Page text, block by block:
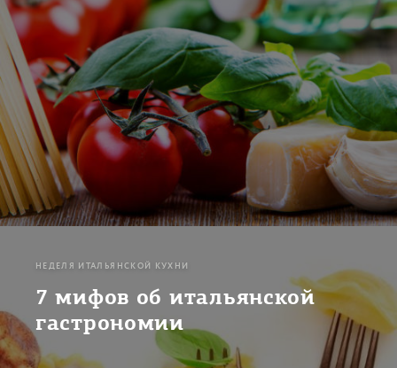
НЕДЕЛЯ ИТАЛЬЯНСКОЙ КУХНИ
7 мифов об итальянской
гастрономии